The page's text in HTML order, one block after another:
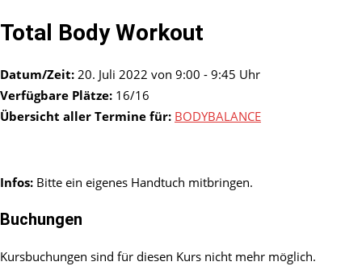
Total Body Workout
Datum/Zeit: 20. Juli 2022 von 9:00 - 9:45 Uhr
Verfügbare Plätze: 16/16
Übersicht aller Termine für: BODYBALANCE
Infos: Bitte ein eigenes Handtuch mitbringen.
Buchungen
Kursbuchungen sind für diesen Kurs nicht mehr möglich.